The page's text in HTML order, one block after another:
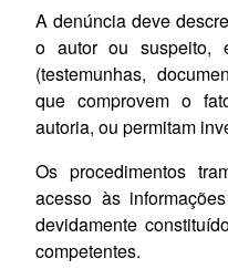
A denúncia deve
o autor ou suspeito,
(testemunhas,
que comprovem o
autoria, ou permitam
Os procedimentos
acesso às
devidamente
competentes.